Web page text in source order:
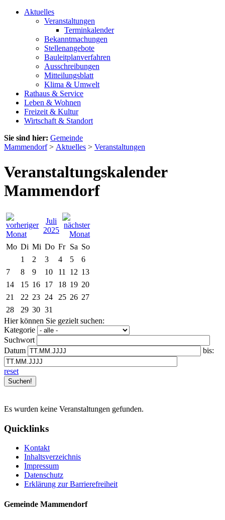
Aktuelles
Veranstaltungen
Terminkalender
Bekanntmachungen
Stellenangebote
Bauleitplanverfahren
Ausschreibungen
Mitteilungsblatt
Klima & Umwelt
Rathaus & Service
Leben & Wohnen
Freizeit & Kultur
Wirtschaft & Standort
Sie sind hier: Gemeinde
Mammendorf> Aktuelles > Veranstaltungen
Veranstaltungskalender
Mammendorf
Juli
2025
Mo Di Mi Do Fr Sa So
1
2 3 4 5
6
7
8 9 10 11 12 13
14
15 16 17 18 19 20
21
22 23 24 25 26 27
28
29 30 31
Hier können Sie gezielt suchen:
Kategorie
Suchwort
Datum
bis:
reset
Es wurden keine Veranstaltungen gefunden.
Quicklinks
Kontakt
Inhaltsverzeichnis
Impressum
Datenschutz
Erklärung zur Barrierefreiheit
Gemeinde Mammendorf